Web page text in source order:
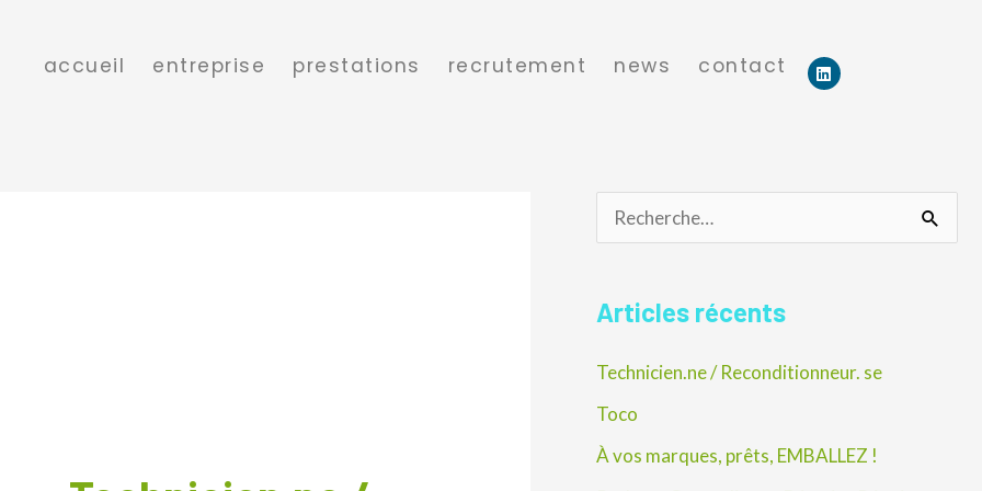
accueil entreprise prestations recrutement news contact
L
i
n
Technicien.ne
c
e
r
c
Articles récents
Technicien.ne / Reconditionneur. se
Toco
À vos marques, prêts, EMBALLEZ !